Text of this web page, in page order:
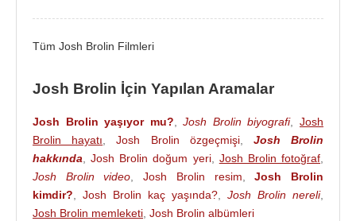
2007 - Amerikan Gangsteri (Trupo) (Sinema Filmi)
2005 - Made in Hollywood (Kendisi) (Tv Programı)
2004 - Melinda and Melinda (Greg Earlinger)
(Sinema Filmi)
2003 - Milwaukee, Minnesota (Gary) (Sinema Filmi)
2002 - Coastlines (Dave Lockhart) (Sinema Filmi)
2000 - Kimseye Güvenme (Duster) (Sinema Filmi)
Tüm Josh Brolin Filmleri
Josh Brolin İçin Yapılan Aramalar
Josh Brolin yaşıyor mu?,Josh Brolin biyografi,Josh
Brolin hayatı,Josh Brolin özgeçmişi, Josh Brolin
hakkında,Josh Brolin doğum yeri, Josh Brolin fotoğraf,
Josh Brolin video,Josh Brolin resim,Josh Brolin
kimdir?, Josh Brolin kaç yaşında?, Josh Brolin nereli,
Josh Brolin memleketi, Josh Brolin albümleri